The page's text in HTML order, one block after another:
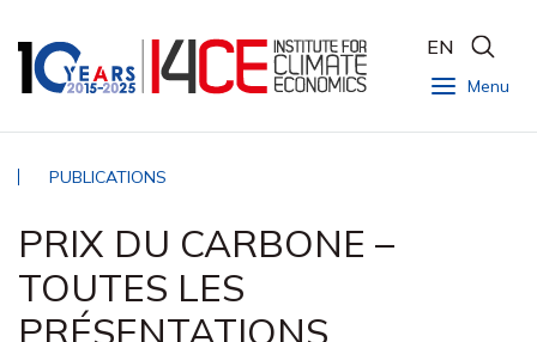
Menu
EN
PUBLICATIONS
PRIX DU CARBONE –
TOUTES LES
PRÉSENTATIONS